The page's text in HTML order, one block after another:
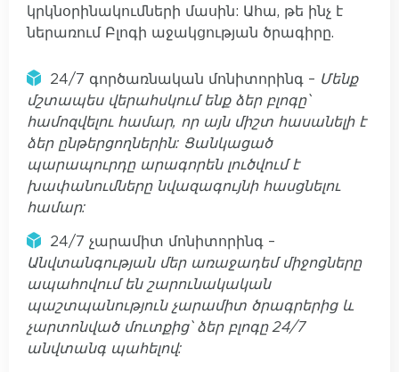
կրկնօրինակումների մասին: Ահա, թե ինչ է
ներառում Բլոգի աջակցության ծրագիրը.
24/7 գործառնական մոնիտորինգ – Մենք
մշտապես վերահսկում ենք ձեր բլոգը՝
համոզվելու համար, որ այն միշտ հասանելի է
ձեր ընթերցողներին: Ցանկացած
պարապուրդը արագորեն լուծվում է
խափանումները նվազագույնի հասցնելու
համար:
24/7 չարամիտ մոնիտորինգ –
Անվտանգության մեր առաջադեմ միջոցները
ապահովում են շարունակական
պաշտպանություն չարամիտ ծրագրերից և
չարտոնված մուտքից՝ ձեր բլոգը 24/7
անվտանգ պահելով: